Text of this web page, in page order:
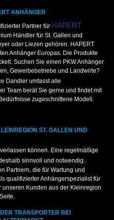
ANHÄNGER
Partner für HAPERT
Händler für St. Gallen und
oder Liezen gehören. HAPERT
Anhänger Europas. Die Produkte
Suchen Sie einen PKW Anhänger
Gewerbebetriebe und Landwirte?
Dandler umfasst alle
Team berät Sie gerne und findet mit
zugeschnittene Modell.
ST. GALLEN UND
können. Eine regelmäßige
sinnvoll und notwendig.
Partnern, die für Wartung und
qualifizierter Anhängerspezialist für
Kunden aus der Kleinregion
TRANSPORTER BEI